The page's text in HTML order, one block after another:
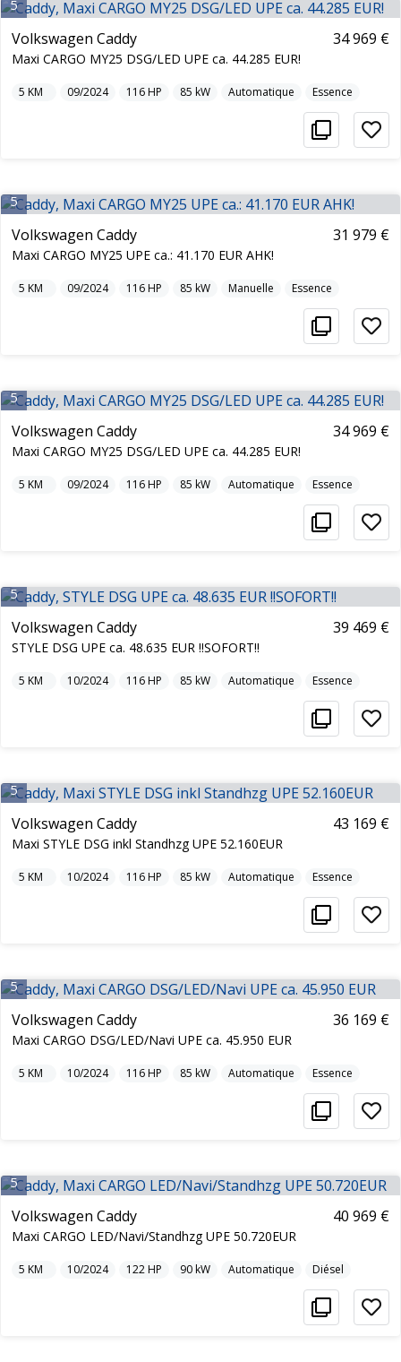
5
Volkswagen Caddy
Maxi CARGO MY25 DSG/LED UPE ca. 44.285 EUR!
34 969 €
5 KM 09/2024 116HP 85 kW Automatique Essence
5
Volkswagen Caddy
Maxi CARGO MY25 UPE ca.: 41.170 EUR AHK!
31 979 €
5 KM 09/2024 116HP 85 kW Manuelle Essence
5
Volkswagen Caddy
Maxi CARGO MY25 DSG/LED UPE ca. 44.285 EUR!
34 969 €
5 KM 09/2024 116HP 85 kW Automatique Essence
5
Volkswagen Caddy
STYLE DSG UPE ca. 48.635 EUR !!SOFORT!!
39 469 €
5 KM 10/2024 116HP 85 kW Automatique Essence
5
Volkswagen Caddy
Maxi STYLE DSG inkl Standhzg UPE 52.160EUR
43 169 €
5 KM 10/2024 116HP 85 kW Automatique Essence
5
Volkswagen Caddy
Maxi CARGO DSG/LED/Navi UPE ca. 45.950 EUR
36 169 €
5 KM 10/2024 116HP 85 kW Automatique Essence
5
Volkswagen Caddy
Maxi CARGO LED/Navi/Standhzg UPE 50.720EUR
40 969 €
5 KM 10/2024 122HP 90kW Automatique Diésel